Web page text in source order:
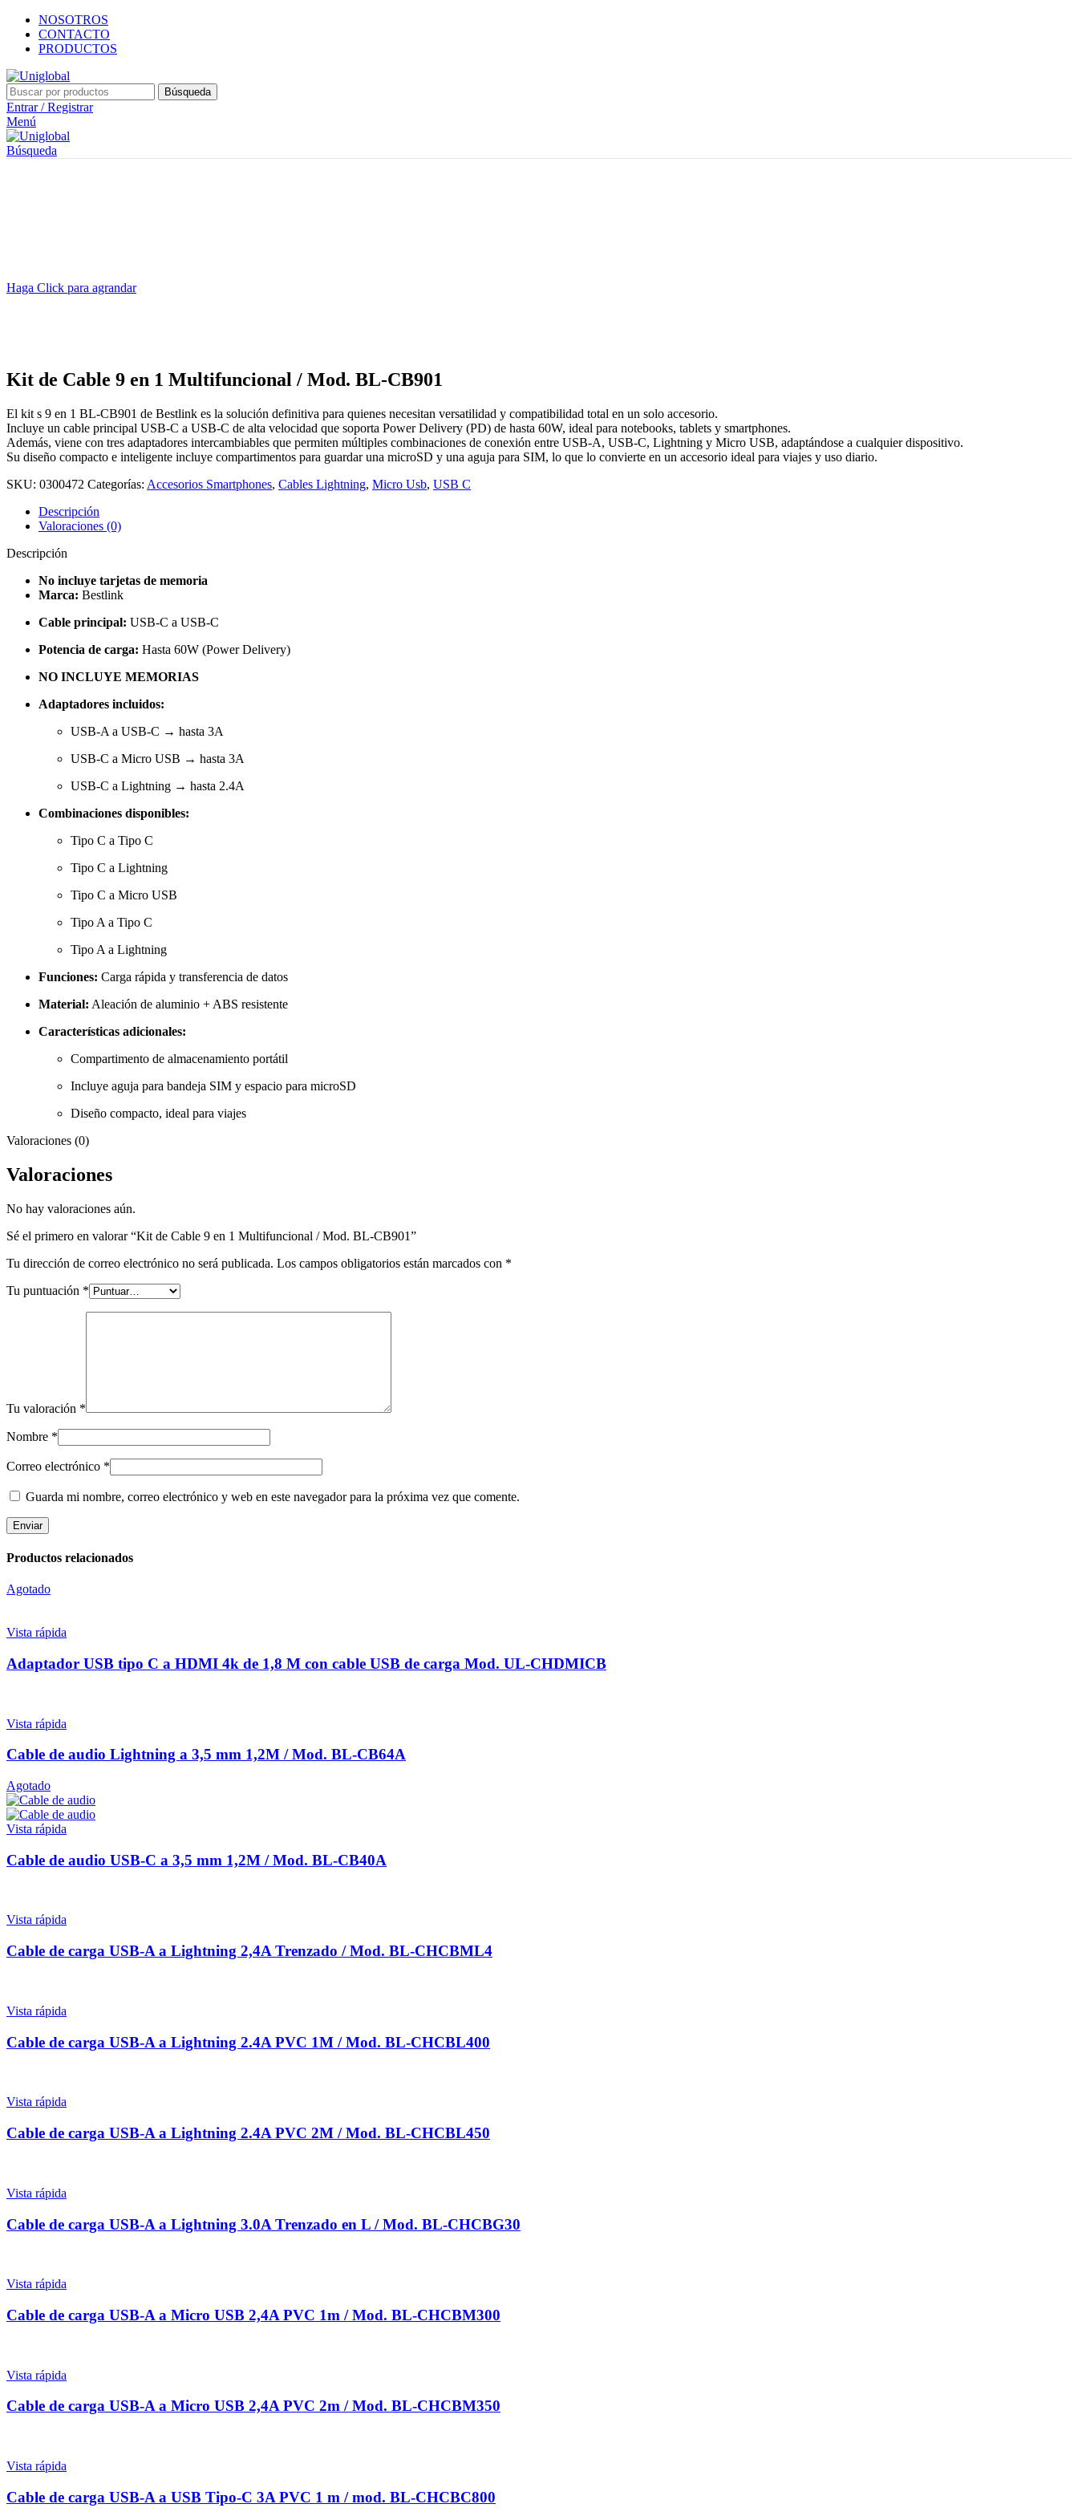
NOSOTROS
CONTACTO
PRODUCTOS
Búsqueda
Entrar / Registrar
Menú
Búsqueda
Haga Click para agrandar
Kit de Cable 9 en 1 Multifuncional / Mod. BL-CB901
El kit s 9 en 1 BL-CB901 de Bestlink es la solución definitiva para quienes necesitan versatilidad y compatibilidad total en un solo accesorio.
Incluye un cable principal USB-C a USB-C de alta velocidad que soporta Power Delivery (PD) de hasta 60W, ideal para notebooks, tablets y smartphones.
Además, viene con tres adaptadores intercambiables que permiten múltiples combinaciones de conexión entre USB-A, USB-C, Lightning y Micro USB, adaptándose a cualquier dispositivo.
Su diseño compacto e inteligente incluye compartimentos para guardar una microSD y una aguja para SIM, lo que lo convierte en un accesorio ideal para viajes y uso diario.
SKU: 0300472 Categorías: Accesorios Smartphones, Cables Lightning, Micro Usb, USB C
Descripción
Valoraciones (0)
Descripción
No incluye tarjetas de memoria
Marca: Bestlink
Cable principal: USB-C a USB-C
Potencia de carga: Hasta 60W (Power Delivery)
NO INCLUYE MEMORIAS
Adaptadores incluidos:
USB-A a USB-C → hasta 3A
USB-C a Micro USB → hasta 3A
USB-C a Lightning → hasta 2.4A
Combinaciones disponibles:
Tipo C a Tipo C
Tipo C a Lightning
Tipo C a Micro USB
Tipo A a Tipo C
Tipo A a Lightning
Funciones: Carga rápida y transferencia de datos
Material: Aleación de aluminio + ABS resistente
Características adicionales:
Compartimento de almacenamiento portátil
Incluye aguja para bandeja SIM y espacio para microSD
Diseño compacto, ideal para viajes
Valoraciones (0)
Valoraciones
No hay valoraciones aún.
Sé el primero en valorar “Kit de Cable 9 en 1 Multifuncional / Mod. BL-CB901”
Tu dirección de correo electrónico no será publicada. Los campos obligatorios están marcados con *
Tu puntuación *
Tu valoración *
Nombre *
Correo electrónico *
Guarda mi nombre, correo electrónico y web en este navegador para la próxima vez que comente.
Productos relacionados
Agotado
Vista rápida
Adaptador USB tipo C a HDMI 4k de 1,8 M con cable USB de carga Mod. UL-CHDMICB
Vista rápida
Cable de audio Lightning a 3,5 mm 1,2M / Mod. BL-CB64A
Agotado
Vista rápida
Cable de audio USB-C a 3,5 mm 1,2M / Mod. BL-CB40A
Vista rápida
Cable de carga USB-A a Lightning 2,4A Trenzado / Mod. BL-CHCBML4
Vista rápida
Cable de carga USB-A a Lightning 2.4A PVC 1M / Mod. BL-CHCBL400
Vista rápida
Cable de carga USB-A a Lightning 2.4A PVC 2M / Mod. BL-CHCBL450
Vista rápida
Cable de carga USB-A a Lightning 3.0A Trenzado en L / Mod. BL-CHCBG30
Vista rápida
Cable de carga USB-A a Micro USB 2,4A PVC 1m / Mod. BL-CHCBM300
Vista rápida
Cable de carga USB-A a Micro USB 2,4A PVC 2m / Mod. BL-CHCBM350
Vista rápida
Cable de carga USB-A a USB Tipo-C 3A PVC 1 m / mod. BL-CHCBC800